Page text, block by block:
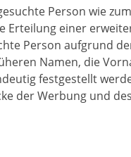
Person wie
Erteilung einer
Person aufgrund
Namen, die
festgestellt
der Werbung und